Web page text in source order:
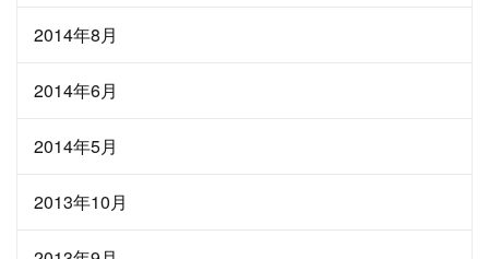
2014年8月
2014年6月
2014年5月
2013年10月